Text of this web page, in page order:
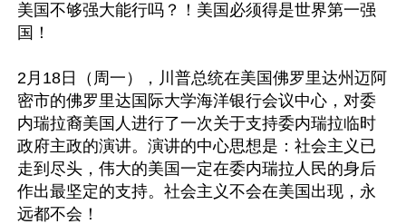
美国不够强大能行吗？！美国必须得是世界第一强
国！
2月18日（周一），川普总统在美国佛罗里达州迈阿
密市的佛罗里达国际大学海洋银行会议中心，对委
内瑞拉裔美国人进行了一次关于支持委内瑞拉临时
政府主政的演讲。演讲的中心思想是：社会主义已
走到尽头，伟大的美国一定在委内瑞拉人民的身后
作出最坚定的支持。社会主义不会在美国出现，永
远都不会！